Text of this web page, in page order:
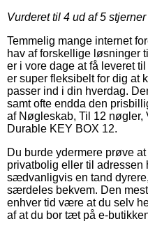
Vurderet til 4 ud af 5
Temmelig mange internet
hav af forskellige løsninger
er i vore dage at få leveret
er super fleksibelt for dig at
passer ind i din hverdag.
samt ofte endda den
af Nøgleskab, Til 12 nøgler,
Durable KEY BOX 12.
Du burde ydermere prøve
privatbolig eller til adressen
sædvanligvis en tand
særdeles bekvem. Den
enhver tid være at du selv
af at du bor tæt på e-